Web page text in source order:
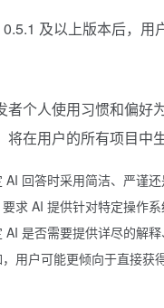
及以上版本后，用
者个人使用习惯和偏好
在用户的所有项目中
AI 回答时采用简洁、严谨
要求 AI 提供针对特定操作
AI 是否需要提供详尽的解
用户可能更倾向于直接获